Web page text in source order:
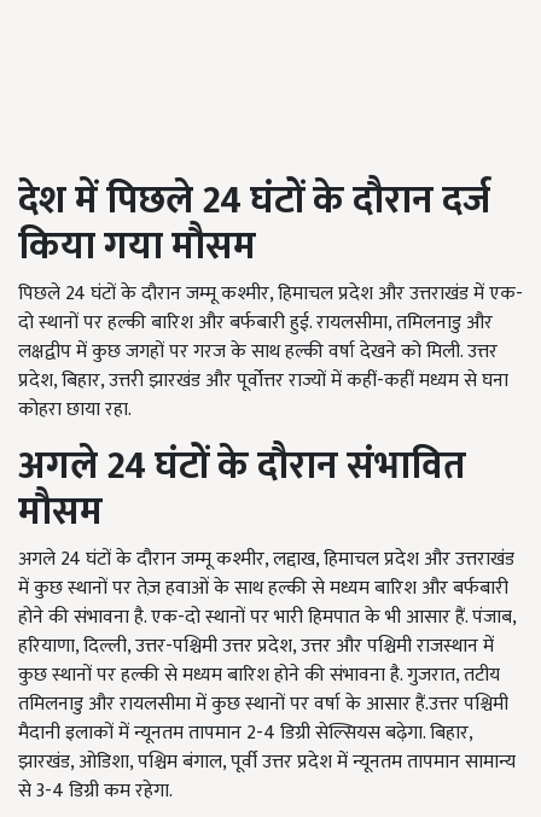
देश में पिछले24घंटों के दौरान दर्ज
किया गया मौसम
पिछले 24 घंटों के दौरान जम्मू कश्मीर, हिमाचल प्रदेश और उत्तराखंड में एक-
दो स्थानों पर हल्की बारिश और बर्फबारी हुई. रायलसीमा, तमिलनाडु और
लक्षद्वीप में कुछ जगहों पर गरज के साथ हल्की वर्षा देखने को मिली. उत्तर
प्रदेश, बिहार, उत्तरी झारखंड और पूर्वोत्तर राज्यों में कहीं-कहीं मध्यम से घना
कोहरा छाया रहा.
अगले24घंटों के दौरान संभावित
मौसम
अगले 24 घंटों के दौरान जम्मू कश्मीर, लद्दाख, हिमाचल प्रदेश और उत्तराखंड
में कुछ स्थानों पर तेज़ हवाओं के साथ हल्की से मध्यम बारिश और बर्फबारी
होने की संभावना है. एक-दो स्थानों पर भारी हिमपात के भी आसार हैं. पंजाब,
हरियाणा, दिल्ली, उत्तर-पश्चिमी उत्तर प्रदेश, उत्तर और पश्चिमी राजस्थान में
कुछ स्थानों पर हल्की से मध्यम बारिश होने की संभावना है. गुजरात, तटीय
तमिलनाडु और रायलसीमा में कुछ स्थानों पर वर्षा के आसार हैं.उत्तर पश्चिमी
मैदानी इलाकों में न्यूनतम तापमान 2-4 डिग्री सेल्सियस बढ़ेगा. बिहार,
झारखंड, ओडिशा, पश्चिम बंगाल, पूर्वी उत्तर प्रदेश में न्यूनतम तापमान सामान्य
से 3-4 डिग्री कम रहेगा.